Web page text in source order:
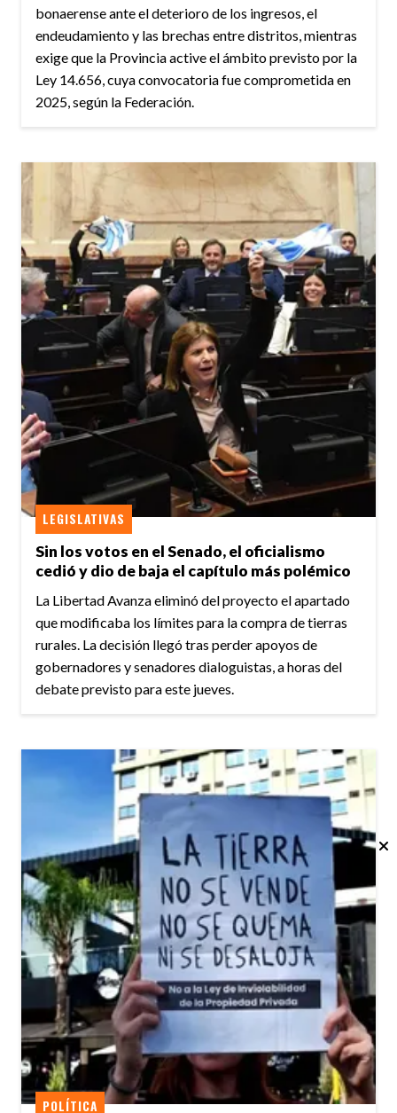
bonaerense ante el deterioro de los ingresos, el
endeudamiento y las brechas entre distritos, mientras
exige que la Provincia active el ámbito previsto por la
Ley 14.656, cuya convocatoria fue comprometida en
2025, según la Federación.
Sin los votos en el Senado, el oficialismo
cedió y dio de baja el capítulo más polémico
LEGISLATIVAS
La Libertad Avanza eliminó del proyecto el apartado
que modificaba los límites para la compra de tierras
rurales. La decisión llegó tras perder apoyos de
gobernadores y senadores dialoguistas, a horas del
debate previsto para este jueves.
POLÍTICA